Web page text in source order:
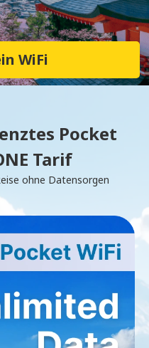
WiFi
Pocket
Tarif
ohne Datensorgen